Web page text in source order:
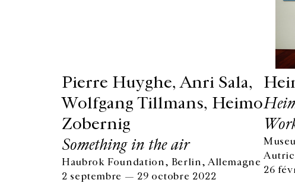
Pierre Huyghe, Anri Sala,
Wolfgang Tillmans, Heimo
Zobernig
Something in the air
Haubrok Foundation, Berlin, Allemagne
2 septembre — 29 octobre 2022
26